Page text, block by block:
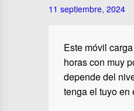
11 septiembre, 2024
Este móvil
horas con muy
depende del
tenga el tuyo en